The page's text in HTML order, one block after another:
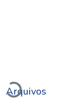
Carregando...
Arquivos